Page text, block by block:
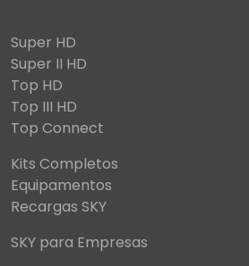
Super HD
Super II HD
Top HD
Top III HD
Top Connect
Kits Completos
Equipamentos
Recargas SKY
SKY para Empresas